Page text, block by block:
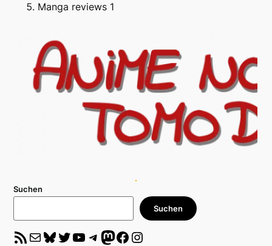
Manga reviews 1
Suchen
Suchen
RSS-Feed E-Mail Bluesky Twitter YouTube Telegram Mastodon Facebook Instagram